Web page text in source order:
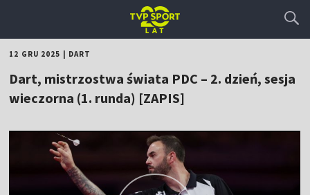
12 GRU 2025 DART
Dart, mistrzostwa świata PDC – 2. dzień, sesja
wieczorna (1. runda) [ZAPIS]